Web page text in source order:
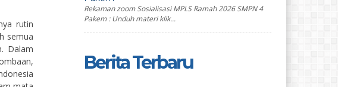
rutin
semua
Dalam
Rekaman zoom Sosialisasi MPLS Ramah 2026 SMPN 4
Pakem : Unduh materi klik...
Berita Terbaru